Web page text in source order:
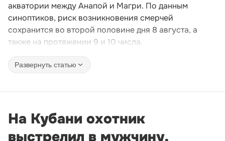
акватории между Анапой и Магри. По данным
синоптиков, риск возникновения смерчей
сохранится во второй половине дня 8 августа, а
также на протяжении 9 и 10 числа.
Развернуть статью
На Кубани охотник
выстрелил в мужчину,